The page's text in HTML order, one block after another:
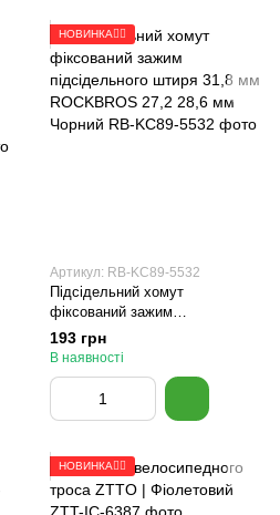
НОВИНКА🚴‍♂️
Артикул: RB-KC89-5532
Підсідельний хомут
фіксований зажим
підсідельного штиря 31,8 мм
ROCKBROS 27,2 28,6 мм
193 грн
В наявності
НОВИНКА🚴‍♂️